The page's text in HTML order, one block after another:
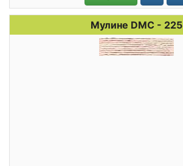
Мулине DMC - 225